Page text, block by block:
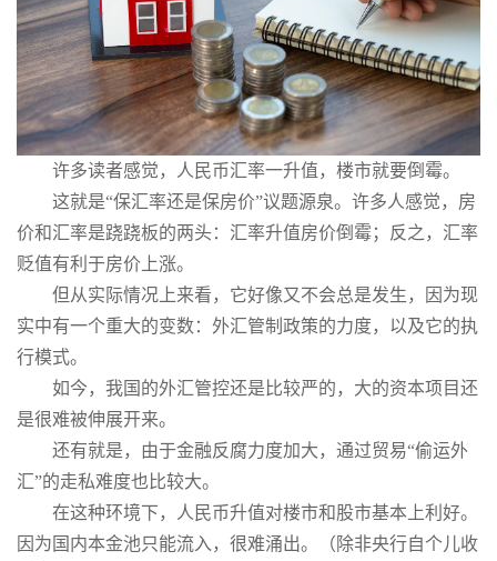
许多读者感觉，人民币汇率一升值，楼市就要倒霉。
这就是“保汇率还是保房价”议题源泉。许多人感觉，房
价和汇率是跷跷板的两头：汇率升值房价倒霉；反之，汇率
贬值有利于房价上涨。
但从实际情况上来看，它好像又不会总是发生，因为现
实中有一个重大的变数：外汇管制政策的力度，以及它的执
行模式。
如今，我国的外汇管控还是比较严的，大的资本项目还
是很难被伸展开来。
还有就是，由于金融反腐力度加大，通过贸易“偷运外
汇”的走私难度也比较大。
在这种环境下，人民币升值对楼市和股市基本上利好。
因为国内本金池只能流入，很难涌出。（除非央行自个儿收